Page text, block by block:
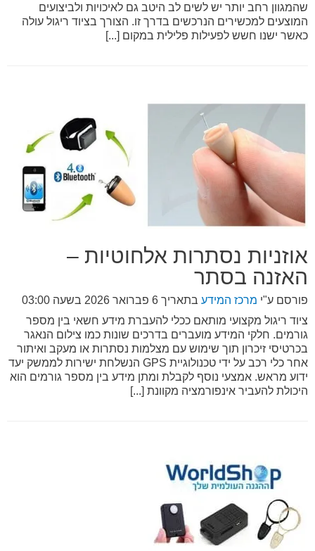
שהמגוון רחב יותר יש לשים לב היטב גם לאיכויות ולביצועים
המוצעים למכשירים הנרכשים בדרך זו. הצורך בציוד ריגול עולה
כאשר ישנו חשש לפעילות פלילית במקום [...]
אוזניות נסתרות אלחוטיות –
האזנה בסתר
פורסם ע"י מרכז המידע בתאריך 6 פברואר 2026 בשעה 03:00
ציוד ריגול מקצועי מותאם ככלי להעברת מידע חשאי בין מספר
גורמים. חלקי המידע מועברים בדרכים שונות כמו צילום הנאגר
בכרטיסי זיכרון תוך שימוש עם מצלמות נסתרות או מעקב ואיתור
אחר כלי רכב על ידי טכנולוגיית GPS הנשלחת ישירות לממשק יעד
ידוע מראש. אמצעי נוסף לקבלת ומתן מידע בין מספר גורמים הוא
היכולת להעביר אינפורמציה מקוונת [...]